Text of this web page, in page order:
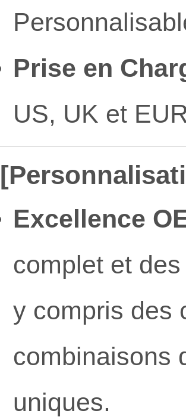
Prise en
US, UK et
Excellence
complet et
y compris des
combinaisons
uniques.